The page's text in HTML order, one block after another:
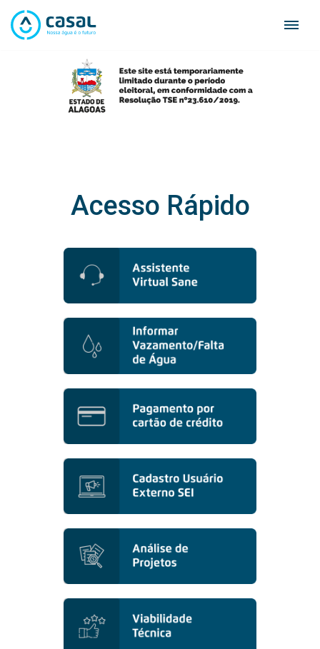
Skip
Acesso Rápido